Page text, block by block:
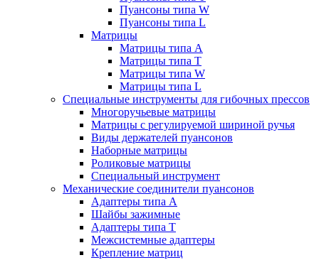
Пуансоны типа W
Пуансоны типа L
Матрицы
Матрицы типа A
Матрицы типа T
Матрицы типа W
Матрицы типа L
Специальные инструменты для гибочных прессов
Многоручьевые матрицы
Матрицы с регулируемой шириной ручья
Виды держателей пуансонов
Наборные матрицы
Роликовые матрицы
Специальный инструмент
Механические соединители пуансонов
Адаптеры типа A
Шайбы зажимные
Адаптеры типа T
Межсистемные адаптеры
Крепление матриц